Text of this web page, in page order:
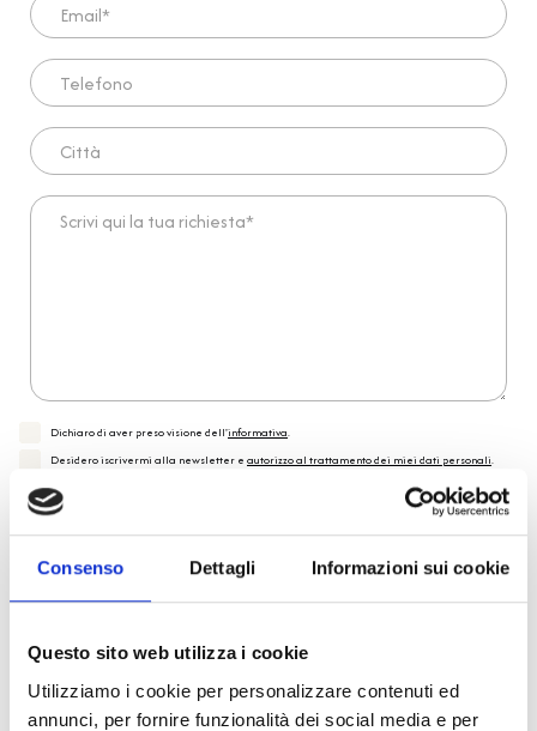
Consenso Dettagli Informazioni sui cookie
Questo sito web utilizza i cookie
Utilizziamo i cookie per personalizzare contenuti ed
annunci, per fornire funzionalità dei social media e per
Telefono
Città
Scrivi qui la tua richiesta*
Dichiaro di aver preso visione dell'informativa.
Desidero iscrivermi alla newsletter e autorizzo al trattamento dei miei dati personali.
* Campi obbligatori
Invia richiesta
Specifiche Tecniche